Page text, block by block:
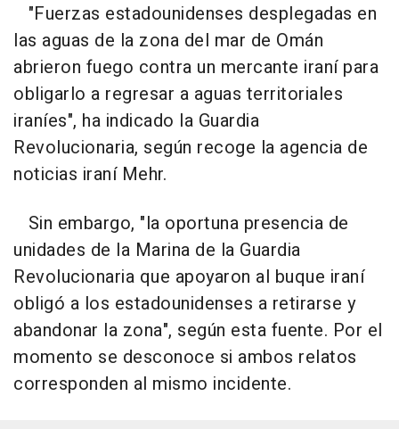
"Fuerzas estadounidenses desplegadas en
las aguas de la zona del mar de Omán
abrieron fuego contra un mercante iraní para
obligarlo a regresar a aguas territoriales
iraníes", ha indicado la Guardia
Revolucionaria, según recoge la agencia de
noticias iraní Mehr.
Sin embargo, "la oportuna presencia de
unidades de la Marina de la Guardia
Revolucionaria que apoyaron al buque iraní
obligó a los estadounidenses a retirarse y
abandonar la zona", según esta fuente. Por el
momento se desconoce si ambos relatos
corresponden al mismo incidente.